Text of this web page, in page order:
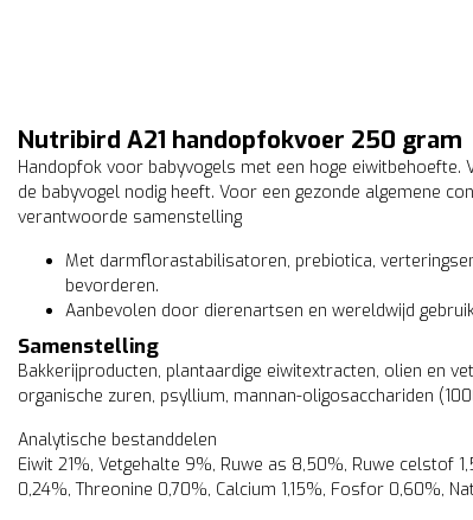
Nutribird A21 handopfokvoer 250 gram
Handopfok voor babyvogels met een hoge
de babyvogel nodig heeft. Voor een gezonde algemene
verantwoorde samenstelling
Met darmflorastabilisatoren, prebiotica,
bevorderen.
Aanbevolen door dierenartsen en wereldwijd
Samenstelling
Bakkerijproducten, plantaardige eiwitextracten, olien en
organische zuren, psyllium, mannan-oligosacchariden
Analytische bestanddelen
Eiwit 21%, Vetgehalte 9%, Ruwe as 8,50%, Ruwe celstof
0,24%, Threonine 0,70%, Calcium 1,15%, Fosfor 0,60%,